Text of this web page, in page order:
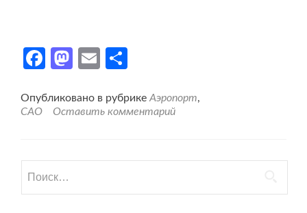
Facebook
Mastodon
Email
Опубликовано в рубрике Аэропорт,
САО
Оставить комментарий